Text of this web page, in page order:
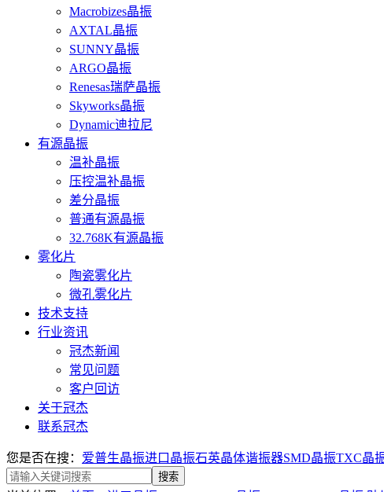
Macrobizes晶振
AXTAL晶振
SUNNY晶振
ARGO晶振
Renesas瑞萨晶振
Skyworks晶振
Dynamic迪拉尼
有源晶振
温补晶振
压控温补晶振
差分晶振
普通有源晶振
32.768K有源晶振
雾化片
陶瓷雾化片
微孔雾化片
技术支持
行业资讯
冠杰新闻
常见问题
客户回访
关于冠杰
联系冠杰
您是否在搜： 爱普生晶振进口晶振石英晶体谐振器SMD晶振TXC晶